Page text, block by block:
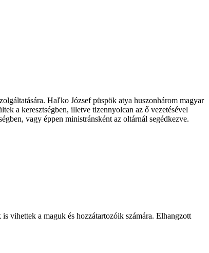
Haľko József püspök atya huszonhárom magyar
a keresztségben, illetve tizennyolcan az ő vezetésével
vagy éppen ministránsként az oltárnál segédkezve.
vihettek a maguk és hozzátartozóik számára. Elhangzott